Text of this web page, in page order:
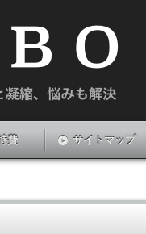
費 サイトマップ